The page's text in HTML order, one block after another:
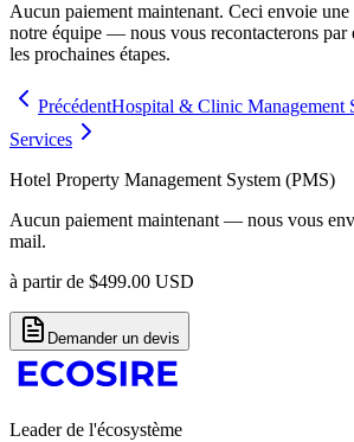
Aucun paiement maintenant. Ceci envoie une
notre équipe — nous vous recontacterons par
les prochaines étapes.
PrécédentHospital & Clinic Management
Services
Hotel Property Management System (PMS)
Aucun paiement maintenant — nous vous
mail.
à partir de $499.00 USD
Demander un devis
Leader de l'écosystème